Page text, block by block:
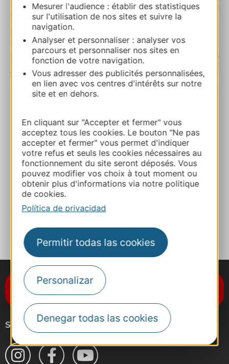
Mesurer l'audience : établir des statistiques
sur l'utilisation de nos sites et suivre la
navigation.
Analyser et personnaliser : analyser vos
parcours et personnaliser nos sites en
fonction de votre navigation.
Vous adresser des publicités personnalisées,
en lien avec vos centres d'intérêts sur notre
site et en dehors.
En cliquant sur "Accepter et fermer" vous
acceptez tous les cookies. Le bouton "Ne pas
accepter et fermer" vous permet d'indiquer
votre refus et seuls les cookies nécessaires au
fonctionnement du site seront déposés. Vous
pouvez modifier vos choix à tout moment ou
obtenir plus d'informations via notre politique
de cookies.
Política de privacidad
Permitir todas las cookies
Personalizar
Denegar todas las cookies
Leaflet| Map data © OpenStreetMap contributors
Les Arts du Vide – Escalade
12520 AGUESSAC
Ruta y acceso
Suscríbase al boletín de noticias
Destination Occitanie
Síganos